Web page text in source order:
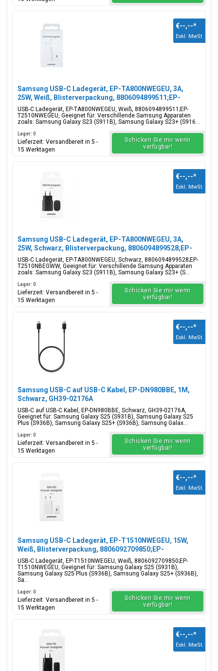
Samsung USB-C Ladegerät, EP-TA800NWEGEU, 3A,
25W, Weiß, Blisterverpackung, 8806094899511;EP-
T2510NWEGEU
USB-C Ladegerät, EP-TA800NWEGEU, Weiß, 8806094899511;EP-
T2510NWEGEU, Geeignet für: Verschillende Samsung Apparaten
zoals: Samsung Galaxy S23 (S911B), Samsung Galaxy S23+ (S916...
€--,--*
Exkl. MwSt.
Lager: 0
Lieferzeit: Versandbereit in 5 -
15 Werktagen
Schicken Sie mir wenn
verfügbar!
Samsung USB-C Ladegerät, EP-TA800NWEGEU, 3A,
25W, Schwarz, Blisterverpackung, 8806094899528;EP-
T2510NBEGWW
USB-C Ladegerät, EP-TA800NWEGEU, Schwarz, 8806094899528;EP-
T2510NBEGWW, Geeignet für: Verschillende Samsung Apparaten
zoals: Samsung Galaxy S23 (S911B), Samsung Galaxy S23+ (S...
€--,--*
Exkl. MwSt.
Lager: 0
Lieferzeit: Versandbereit in 5 -
15 Werktagen
Schicken Sie mir wenn
verfügbar!
Samsung USB-C auf USB-C Kabel, EP-DN980BBE, 1M,
Schwarz, GH39-02176A
USB-C auf USB-C Kabel, EP-DN980BBE, Schwarz, GH39-02176A,
Geeignet für: Samsung Galaxy S25 (S931B), Samsung Galaxy S25
Plus (S936B), Samsung Galaxy S25+ (S936B), Samsung Galax...
€--,--*
Exkl. MwSt.
Lager: 0
Lieferzeit: Versandbereit in 5 -
15 Werktagen
Schicken Sie mir wenn
verfügbar!
Samsung USB-C Ladegerät, EP-T1510NWEGEU, 15W,
Weiß, Blisterverpackung, 8806092709850;EP-
T1510NWEGEU
USB-C Ladegerät, EP-T1510NWEGEU, Weiß, 8806092709850;EP-
T1510NWEGEU, Geeignet für: Samsung Galaxy S25 (S931B),
Samsung Galaxy S25 Plus (S936B), Samsung Galaxy S25+ (S936B),
Sa...
€--,--*
Exkl. MwSt.
Lager: 0
Lieferzeit: Versandbereit in 5 -
15 Werktagen
Schicken Sie mir wenn
verfügbar!
€--,--*
Exkl. MwSt.